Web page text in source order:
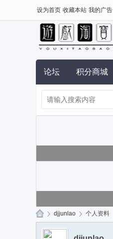
设为首页 收藏本站 我的广告
论坛 积分商城
游
› djjunlao › 个人资料